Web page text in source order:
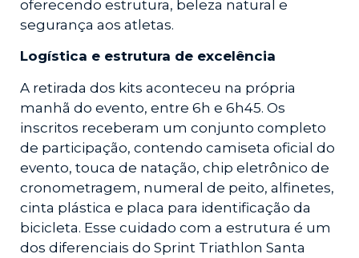
oferecendo estrutura, beleza natural e
segurança aos atletas.
Logística e estrutura de excelência
A retirada dos kits aconteceu na própria
manhã do evento, entre 6h e 6h45. Os
inscritos receberam um conjunto completo
de participação, contendo camiseta oficial do
evento, touca de natação, chip eletrônico de
cronometragem, numeral de peito, alfinetes,
cinta plástica e placa para identificação da
bicicleta. Esse cuidado com a estrutura é um
dos diferenciais do Sprint Triathlon Santa